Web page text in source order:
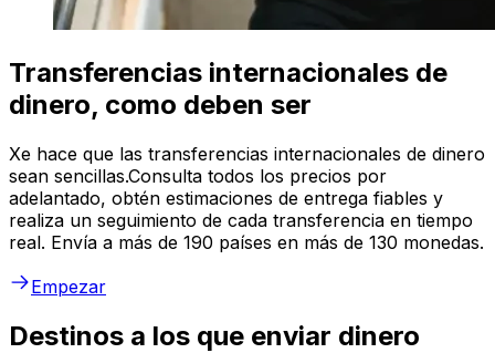
Transferencias internacionales de
dinero, como deben ser
Xe hace que las transferencias internacionales de dinero
sean sencillas.Consulta todos los precios por
adelantado, obtén estimaciones de entrega fiables y
realiza un seguimiento de cada transferencia en tiempo
real. Envía a más de 190 países en más de 130 monedas.
Empezar
Destinos a los que enviar dinero